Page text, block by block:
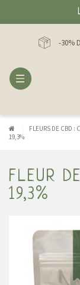
-30%
FLEURS DE CBD :
19,3%
FLEUR
19,3%